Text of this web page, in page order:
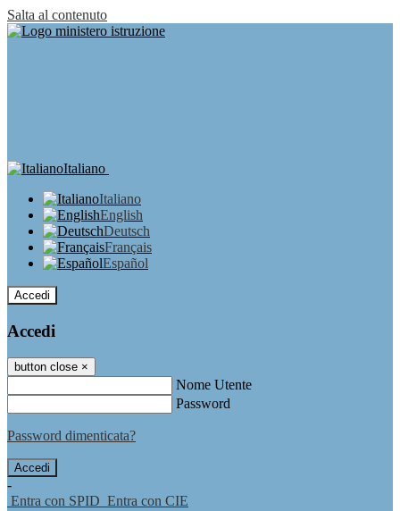
Salta al contenuto
Italiano
Italiano
English
Deutsch
Français
Español
Accedi
Accedi
button close ×
Nome Utente
Password
Password dimenticata?
-
Entra con SPID Entra con CIE